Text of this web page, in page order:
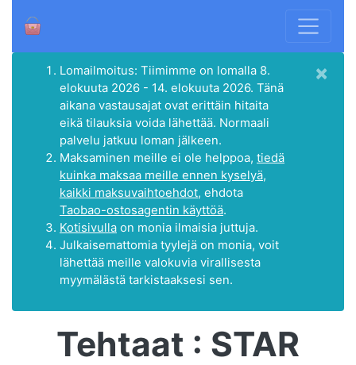
Lomailmoitus: Tiimimme on lomalla 8.
elokuuta 2026 - 14. elokuuta 2026. Tänä
aikana vastausajat ovat erittäin hitaita
eikä tilauksia voida lähettää. Normaali
palvelu jatkuu loman jälkeen.
Maksaminen meille ei ole helppoa, tiedä
kuinka maksaa meille ennen kyselyä,
kaikki maksuvaihtoehdot, ehdota
Taobao-ostosagentin käyttöä.
Kotisivulla on monia ilmaisia juttuja.
Julkaisemattomia tyylejä on monia, voit
lähettää meille valokuvia virallisesta
myymälästä tarkistaaksesi sen.
×
Tehtaat : STAR